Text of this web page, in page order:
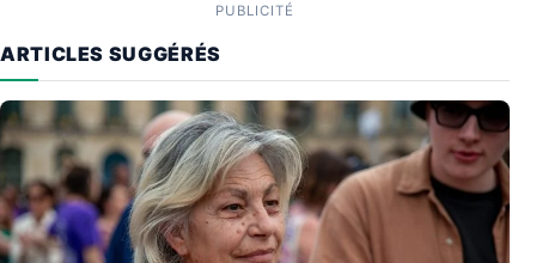
PUBLICITÉ
ARTICLES SUGGÉRÉS